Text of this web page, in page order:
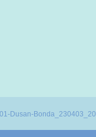
Dusan-Bonda_230403_20